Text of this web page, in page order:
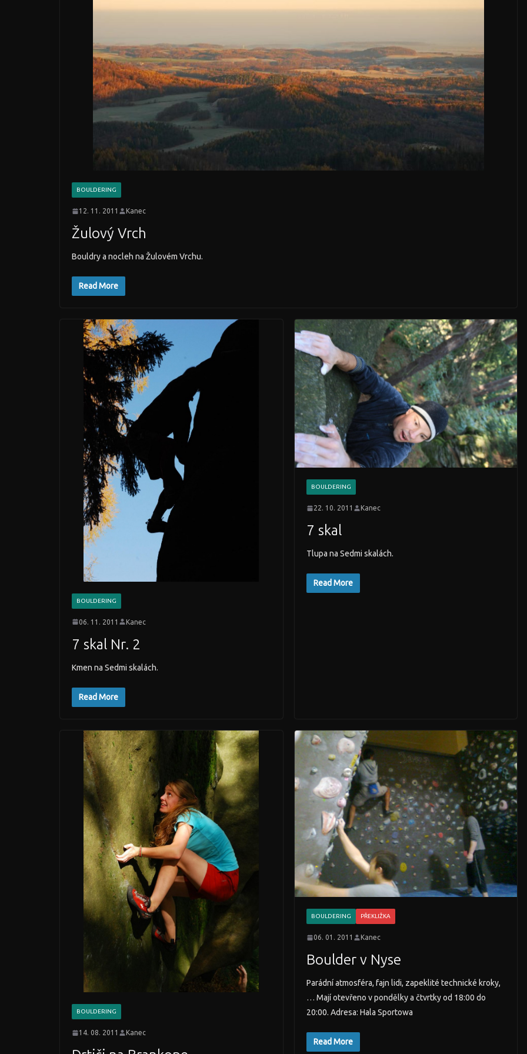
BOULDERING
12. 11. 2011 Kanec
Žulový Vrch
Bouldry a nocleh na Žulovém Vrchu.
Read More
BOULDERING
06. 11. 2011 Kanec
7 skal Nr. 2
Kmen na Sedmi skalách.
Read More
BOULDERING
22. 10. 2011 Kanec
7 skal
Tlupa na Sedmi skalách.
Read More
BOULDERING
14. 08. 2011 Kanec
BOULDERING PŘEKLIŽKA
06. 01. 2011 Kanec
Boulder v Nyse
Parádní atmosféra, fajn lidi, zapeklité technické kroky,
… Mají otevřeno v pondělky a čtvrtky od 18:00 do
20:00. Adresa: Hala Sportowa
Read More